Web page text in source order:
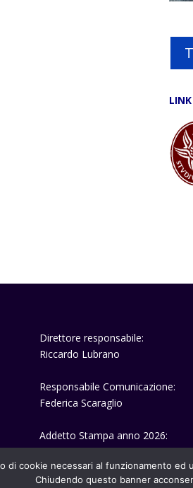
LINK
Direttore responsabile:
Riccardo Lubrano
Responsabile Comunicazione:
Federica Scaraglio
Addetto Stampa anno 2026:
Fabrizio Scarfò
cookie necessari al funzionamento
Chiudendo questo banner